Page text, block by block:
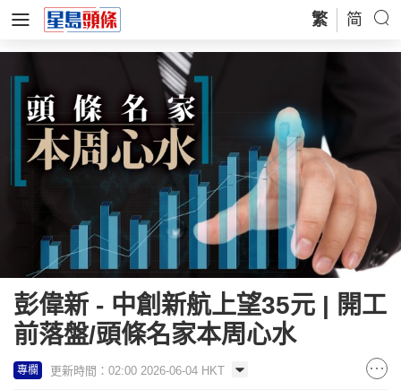
繁 简
彭偉新 - 中創新航上望35元 | 開工
前落盤/頭條名家本周心水
專欄 更新時間：02:00 2026-06-04 HKT